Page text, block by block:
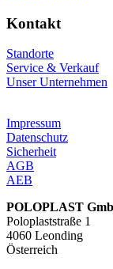
Kontakt
Standorte
Service & Verkauf
Unser Unternehmen
Impressum
Datenschutz
Sicherheit
AGB
AEB
POLOPLAST
Poloplaststraße 1
4060 Leonding
Österreich